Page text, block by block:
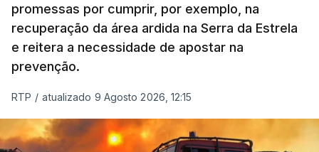
promessas por cumprir, por exemplo, na
recuperação da área ardida na Serra da Estrela
e reitera a necessidade de apostar na
prevenção.
RTP / atualizado 9 Agosto 2026, 12:15